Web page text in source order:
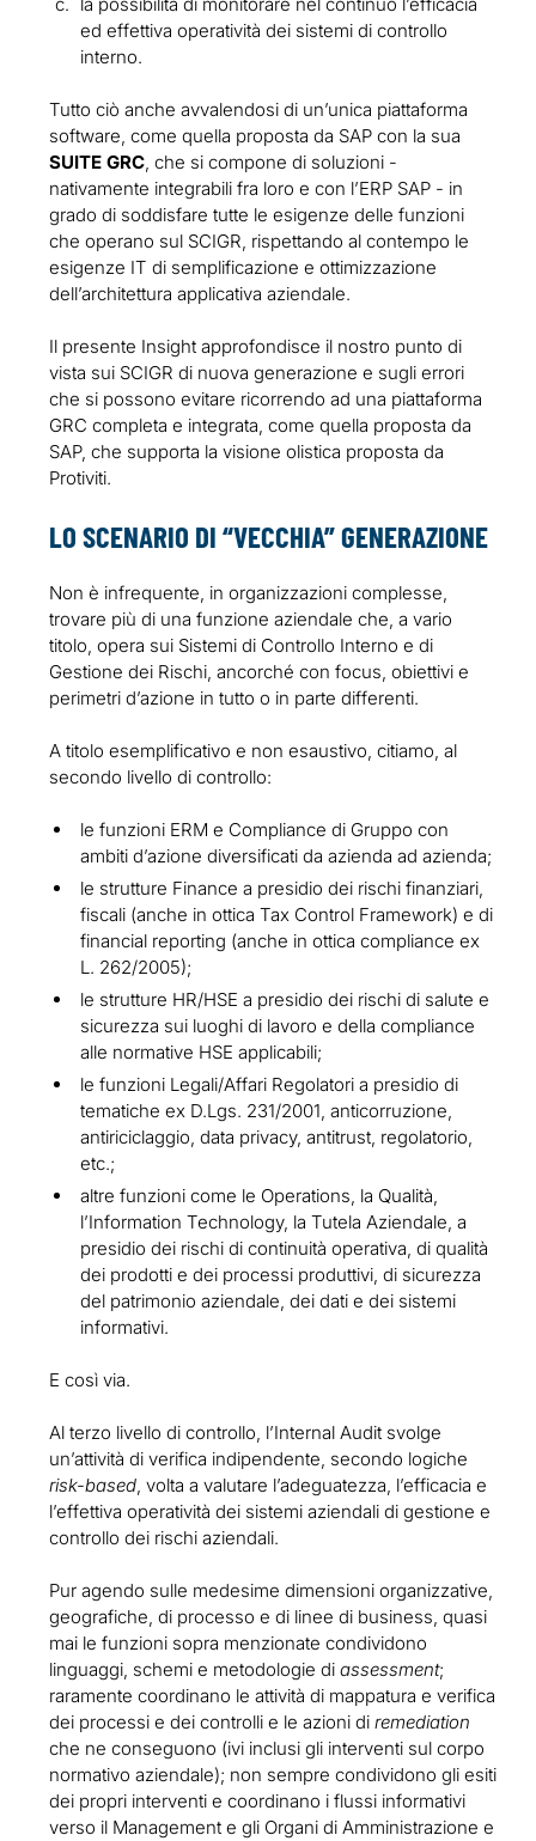
ed effettiva operatività dei sistemi di controllo
interno.
Tutto ciò anche avvalendosi di un’unica piattaforma
software, come quella proposta da SAP con la sua
SUITE GRC, che si compone di soluzioni -
nativamente integrabili fra loro e con l’ERP SAP - in
grado di soddisfare tutte le esigenze delle funzioni
che operano sul SCIGR, rispettando al contempo le
esigenze IT di semplificazione e ottimizzazione
dell’architettura applicativa aziendale.
Il presente Insight approfondisce il nostro punto di
vista sui SCIGR di nuova generazione e sugli errori
che si possono evitare ricorrendo ad una piattaforma
GRC completa e integrata, come quella proposta da
SAP, che supporta la visione olistica proposta da
Protiviti.
LO SCENARIO DI “VECCHIA” GENERAZIONE
Non è infrequente, in organizzazioni complesse,
trovare più di una funzione aziendale che, a vario
titolo, opera sui Sistemi di Controllo Interno e di
Gestione dei Rischi, ancorché con focus, obiettivi e
perimetri d’azione in tutto o in parte differenti.
A titolo esemplificativo e non esaustivo, citiamo, al
secondo livello di controllo:
le funzioni ERM e Compliance di Gruppo con
ambiti d’azione diversificati da azienda ad azienda;
le strutture Finance a presidio dei rischi finanziari,
fiscali (anche in ottica Tax Control Framework) e di
financial reporting (anche in ottica compliance ex
L. 262/2005);
le strutture HR/HSE a presidio dei rischi di salute e
sicurezza sui luoghi di lavoro e della compliance
alle normative HSE applicabili;
le funzioni Legali/Affari Regolatori a presidio di
tematiche ex D.Lgs. 231/2001, anticorruzione,
antiriciclaggio, data privacy, antitrust, regolatorio,
etc.;
altre funzioni come le Operations, la Qualità,
l’Information Technology, la Tutela Aziendale, a
presidio dei rischi di continuità operativa, di qualità
dei prodotti e dei processi produttivi, di sicurezza
del patrimonio aziendale, dei dati e dei sistemi
informativi.
E così via.
Al terzo livello di controllo, l’Internal Audit svolge
un’attività di verifica indipendente, secondo logiche
risk-based, volta a valutare l’adeguatezza, l’efficacia e
l’effettiva operatività dei sistemi aziendali di gestione e
controllo dei rischi aziendali.
Pur agendo sulle medesime dimensioni organizzative,
geografiche, di processo e di linee di business, quasi
mai le funzioni sopra menzionate condividono
linguaggi, schemi e metodologie diassessment;
raramente coordinano le attività di mappatura e verifica
dei processi e dei controlli e le azioni diremediation
che ne conseguono (ivi inclusi gli interventi sul corpo
normativo aziendale); non sempre condividono gli esiti
dei propri interventi e coordinano i flussi informativi
verso il Management e gli Organi di Amministrazione e